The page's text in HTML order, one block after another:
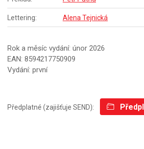
Lettering: Alena Tejnická
Rok a měsíc vydání: únor 2026
EAN: 8594217750909
Vydání: první
Předplatné (zajišťuje SEND):